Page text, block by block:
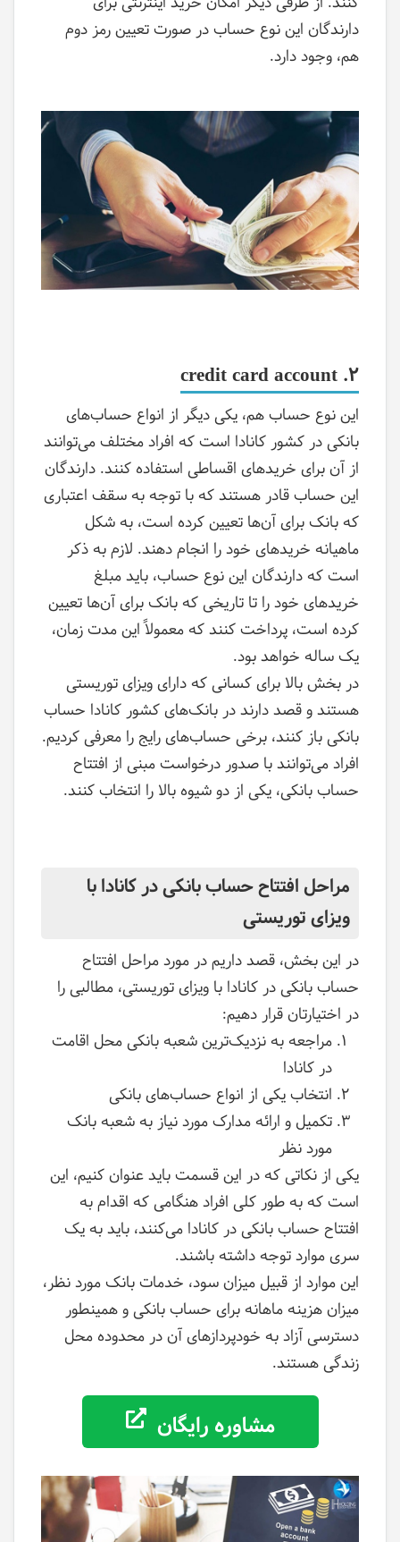
دارندگان این نوع حساب در صورت تعیین رمز دوم
هم، وجود دارد.
2.
credit card account
این نوع حساب هم، یکی دیگر از انواع حساب‌های
بانکی در کشور کانادا است که افراد مختلف می‌توانند
از آن برای خریدهای اقساطی استفاده کنند. دارندگان
این حساب قادر هستند که با توجه به سقف اعتباری
که بانک برای آن‌ها تعیین کرده است، به شکل
ماهیانه خریدهای خود را انجام دهند. لازم به ذکر
است که دارندگان این نوع حساب، باید مبلغ
خریدهای خود را تا تاریخی که بانک برای آن‌ها تعیین
کرده است، پرداخت کنند که معمولاً این مدت زمان،
یک ساله خواهد بود.
در بخش بالا برای کسانی که دارای ویزای توریستی
هستند و قصد دارند در بانک‌های کشور کانادا حساب
بانکی باز کنند، برخی حساب‌های رایج را معرفی کردیم.
افراد می‌توانند با صدور درخواست مبنی از افتتاح
حساب بانکی، یکی از دو شیوه بالا را انتخاب کنند.
مراحل افتتاح حساب بانکی در کانادا با
ویزای توریستی
در این بخش‌، قصد داریم در مورد مراحل افتتاح
حساب بانکی در کانادا با ویزای توریستی، مطالبی را
در اختیارتان قرار دهیم:
مراجعه به نزدیک‌ترین شعبه بانکی محل اقامت
در کانادا
انتخاب یکی از انواع حساب‌های بانکی
تکمیل و ارائه مدارک مورد نیاز به شعبه بانک
مورد نظر
یکی از نکاتی که در این قسمت باید عنوان کنیم، این
است که به طور کلی افراد هنگامی که اقدام به
افتتاح حساب بانکی در کانادا می‌کنند، باید به یک
سری موارد توجه داشته باشند.
این موارد از قبیل میزان سود، خدمات بانک مورد نظر،
میزان هزینه ماهانه برای حساب بانکی و همینطور
دسترسی آزاد به خودپردازهای آن در محدوده محل
زندگی هستند.
مشاوره رایگان